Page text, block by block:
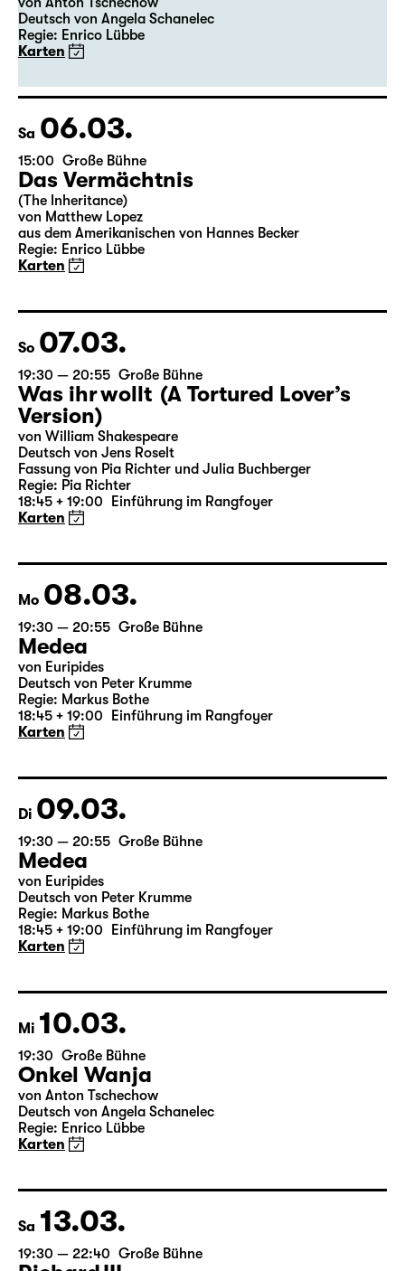
19:30 Große Bühne
Premiere
Onkel Wanja
Deutsch von Angela Schanelec
Regie: Enrico Lübbe
Karten
Sa 06.03.
15:00 Große Bühne
Das Vermächtnis
(The Inheritance)
Regie: Enrico Lübbe
Karten
So 07.03.
19:30 — 20:55 Große Bühne
Was ihr wollt (A Tortured Lover’s
Version)
von William Shakespeare
Deutsch von Jens Roselt
18:45 + 19:00 Einführung im Rangfoyer
Karten
Mo 08.03.
19:30 — 20:55 Große Bühne
Medea
von Euripides
18:45 + 19:00 Einführung im Rangfoyer
Karten
Di 09.03.
19:30 — 20:55 Große Bühne
Medea
von Euripides
18:45 + 19:00 Einführung im Rangfoyer
Karten
Mi 10.03.
19:30 Große Bühne
Onkel Wanja
Regie: Enrico Lübbe
Karten